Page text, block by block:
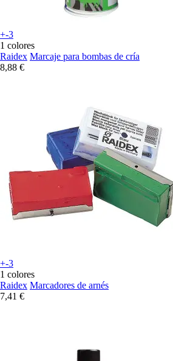
+-3
1 colores
Raidex Marcaje para bombas de cría
8,88 €
+-3
1 colores
Raidex Marcadores de arnés
7,41 €